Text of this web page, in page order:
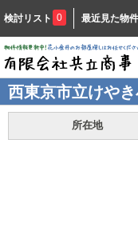
検討リスト 0 最近見た物件
西東京市立けや
所在地